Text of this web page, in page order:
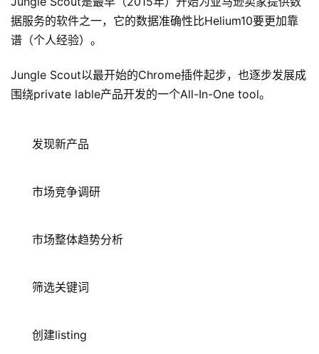
据服务的软件之一，它的数据准确性比Helium10要更加靠
谱（个人经验）。
Jungle Scout以最开始的Chrome插件起步，也逐步发展成
围绕private lable产品开发的一个All-In-One tool。
发现新产品
市场竞争调研
市场整体趋势分析
筛选关键词
创建listing